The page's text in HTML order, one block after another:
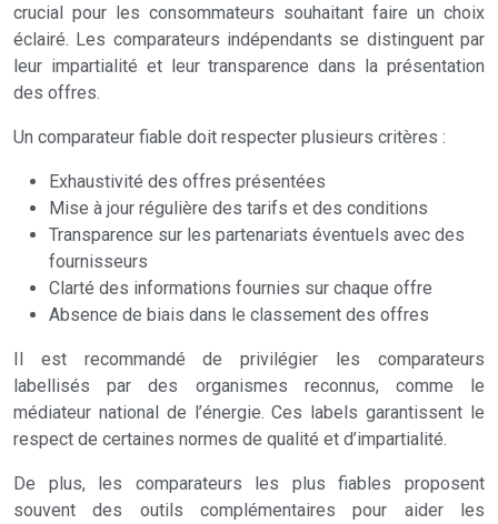
crucial pour les consommateurs souhaitant faire un choix
éclairé. Les comparateurs indépendants se distinguent par
leur impartialité et leur transparence dans la présentation
des offres.
Un comparateur fiable doit respecter plusieurs critères :
Exhaustivité des offres présentées
Mise à jour régulière des tarifs et des conditions
Transparence sur les partenariats éventuels avec des
fournisseurs
Clarté des informations fournies sur chaque offre
Absence de biais dans le classement des offres
Il est recommandé de privilégier les comparateurs
labellisés par des organismes reconnus, comme le
médiateur national de l’énergie. Ces labels garantissent le
respect de certaines normes de qualité et d’impartialité.
De plus, les comparateurs les plus fiables proposent
souvent des outils complémentaires pour aider les